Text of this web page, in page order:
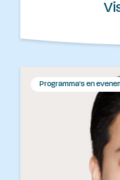
Programma's en